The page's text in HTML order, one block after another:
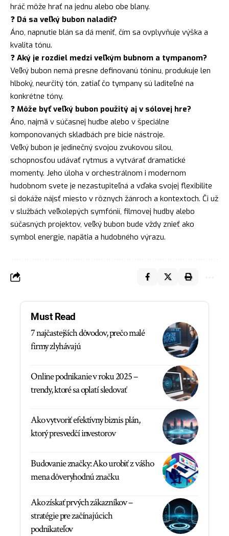
hráč môže hrať na jednu alebo obe blany.
❓ Dá sa veľký bubon naladiť?
Áno, napnutie blán sa dá meniť, čím sa ovplyvňuje výška a
kvalita tónu.
❓ Aký je rozdiel medzi veľkým bubnom a tympanom?
Veľký bubon nemá presne definovanú tóninu, produkuje len
hlboký, neurčitý tón, zatiaľ čo tympany sú laditeľné na
konkrétne tóny.
❓ Môže byť veľký bubon použitý aj v sólovej hre?
Áno, najmä v súčasnej hudbe alebo v špeciálne
komponovaných skladbách pre bicie nástroje.
Veľký bubon je jedinečný svojou zvukovou silou,
schopnosťou udávať rytmus a vytvárať dramatické
momenty. Jeho úloha v orchestrálnom i modernom
hudobnom svete je nezastupiteľná a vďaka svojej flexibilite
si dokáže nájsť miesto v rôznych žánroch a kontextoch. Či už
v službách veľkolepých symfónií, filmovej hudby alebo
súčasných projektov, veľký bubon bude vždy znieť ako
symbol energie, napätia a hudobného výrazu.
Must Read
7 najčastejších dôvodov, prečo malé
firmy zlyhávajú
Online podnikanie v roku 2025 –
trendy, ktoré sa oplatí sledovať
Ako vytvoriť efektívny biznis plán,
ktorý presvedčí investorov
Budovanie značky: Ako urobiť z vášho
mena dôveryhodnú značku
Ako získať prvých zákazníkov –
stratégie pre začínajúcich
podnikateľov